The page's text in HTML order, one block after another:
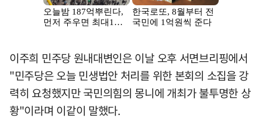
이주희 민주당 원내대변인은 이날 오후 서면브리핑에서
"민주당은 오늘 민생법안 처리를 위한 본회의 소집을 강
력히 요청했지만 국민의힘의 몽니에 개최가 불투명한 상
황"이라며 이같이 말했다.